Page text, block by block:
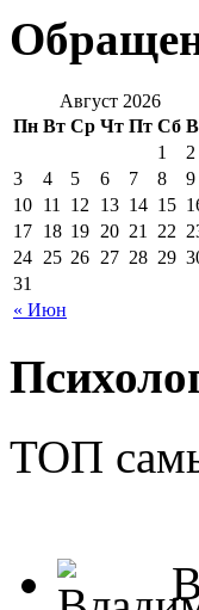
Август 2026
Пн Вт Ср Чт Пт Сб
« Июн
1
2
3
4 5 6 7 8
9
10 11 12 13 14 15
17 18 19 20 21 22
24 25 26 27 28 29
31
ТОП